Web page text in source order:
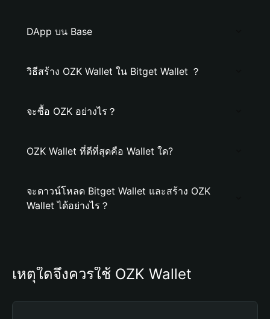
DApp บน Base
วิธีสร้าง OZK Wallet ใน Bitget Wallet ？
จะซื้อ OZK อย่างไร？
OZK Wallet ที่ดีที่สุดคือ Wallet ใด?
จะดาวน์โหลด Bitget Wallet และสร้าง OZK
Wallet ได้อย่างไร？
เหตุใดจึงควรใช้ OZK Wallet